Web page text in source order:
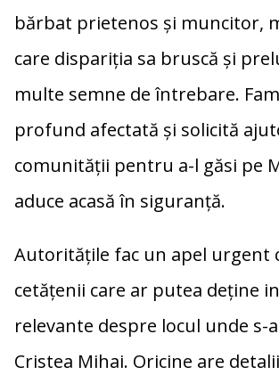
bărbat prietenos și muncitor,
care dispariția sa bruscă și
multe semne de întrebare.
profund afectată și solicită
comunității pentru a-l găsi pe
aduce acasă în siguranță.
Autoritățile fac un apel urgent
cetățenii care ar putea deține
relevante despre locul unde s-
Cristea Mihai. Oricine are